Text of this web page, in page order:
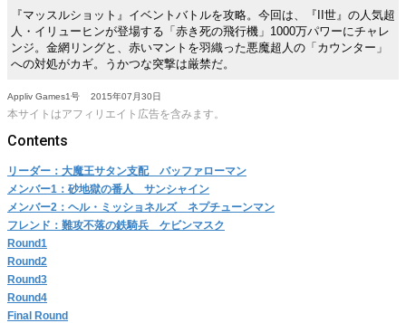
『マッスルショット』イベントバトルを攻略。今回は、『II世』の人気超
人・イリューヒンが登場する「赤き死の飛行機」1000万パワーにチャレ
ンジ。金網リングと、赤いマントを羽織った悪魔超人の「カウンター」
への対処がカギ。うかつな突撃は厳禁だ。
Appliv Games1号 2015年07月30日
本サイトはアフィリエイト広告を含みます。
リーダー：大魔王サタン支配 バッファローマン
メンバー1：砂地獄の番人 サンシャイン
メンバー2：ヘル・ミッショネルズ ネプチューンマン
フレンド：難攻不落の鉄騎兵 ケビンマスク
Round1
Round2
Round3
Round4
Final Round